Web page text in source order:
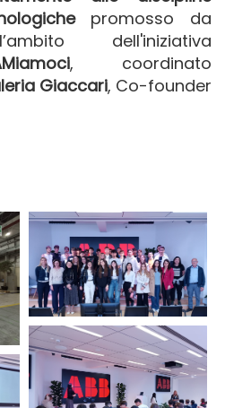
promosso da
dell'iniziativa
, coordinato
Giaccari, Co-founder